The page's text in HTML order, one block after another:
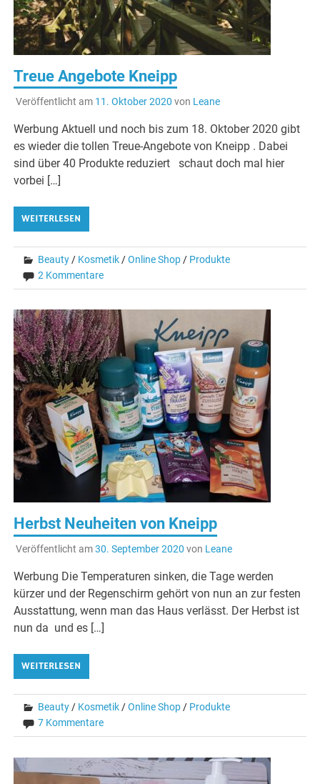
Treue Angebote Kneipp
Veröffentlicht am 11. Oktober 2020 von Leane
Werbung Aktuell und noch bis zum 18. Oktober 2020 gibt
es wieder die tollen Treue-Angebote von Kneipp . Dabei
sind über 40 Produkte reduziert schaut doch mal hier
vorbei […]
WEITERLESEN
Beauty / Kosmetik /Online Shop / Produkte
2 Kommentare
Herbst Neuheiten von Kneipp
Veröffentlicht am30. September 2020 von Leane
Werbung Die Temperaturen sinken, die Tage werden
kürzer und der Regenschirm gehört von nun an zur festen
Ausstattung, wenn man das Haus verlässt. Der Herbst ist
nun da und es […]
WEITERLESEN
Beauty / Kosmetik /Online Shop / Produkte
7 Kommentare